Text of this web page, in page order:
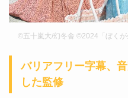
©五十嵐大/幻冬舎 ©2024「ぼく
バリアフリー字幕、
した監修